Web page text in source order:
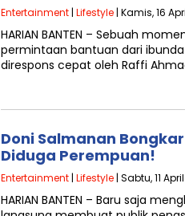
Entertainment | Lifestyle | Kamis, 16
HARIAN BANTEN – Sebuah
permintaan bantuan dari
direspons cepat oleh Raffi
Doni Salmanan
Diduga Perempuan!
Entertainment | Lifestyle | Sabtu, 11
HARIAN BANTEN – Baru saja